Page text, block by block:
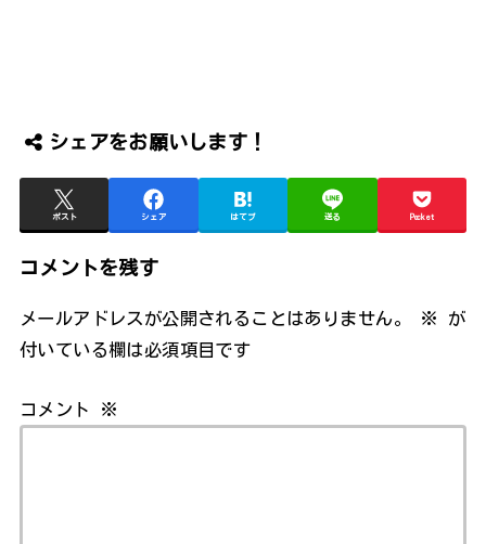
シェアをお願いします！
ポスト シェア はてブ 送る Pocket
コメントを残す
メールアドレスが公開されることはありません。 ※
が
付いている欄は必須項目です
コメント ※